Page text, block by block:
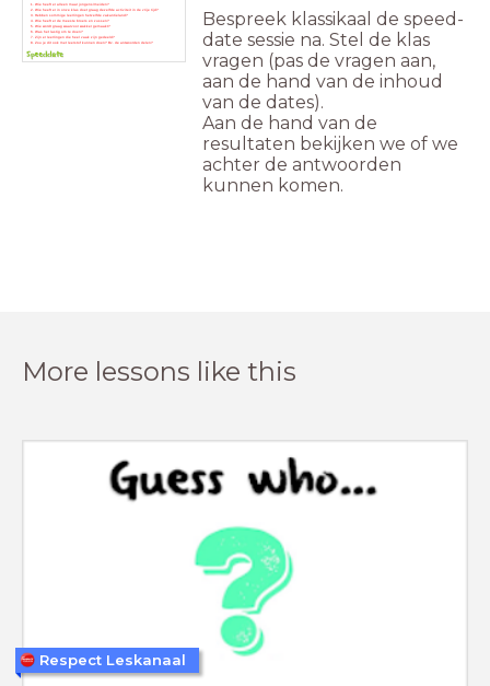
Wie heeft er alleen maar jongens/meiden?
Wie heeft er in onze klas doet graag dezelfde activiteit in de vrije tijd?
Hebben sommige leerlingen hetzelfde vakantieland?
Wie heeft er de meeste broers en zussen?
Wie wordt graag waarvoor wakker gemaakt?
Was het lastig om te doen?
Zijn er leerlingen die heel vaak zijn gedeeld?
Zou je dit ook met leerstof kunnen doen? Bv. de antwoorden delen?
Bespreek klassikaal de speed-
date sessie na. Stel de klas
vragen (pas de vragen aan,
aan de hand van de inhoud
van de dates).
Aan de hand van de
resultaten bekijken we of we
achter de antwoorden
kunnen komen.
More lessons like this
Respect Leskanaal